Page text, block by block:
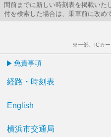
間前までに新しい時刻表を掲載いた
付を検索した場合は、乗車前に改め
※一部、ICカー
免責事項
経路・時刻表
English
横浜市交通局